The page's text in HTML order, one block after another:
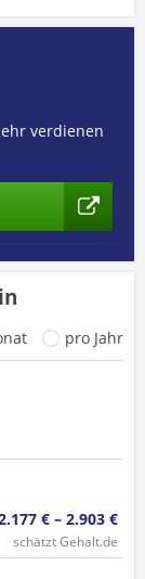
verdienen
pro Jahr
€ – 2.903 €
schätzt Gehalt.de